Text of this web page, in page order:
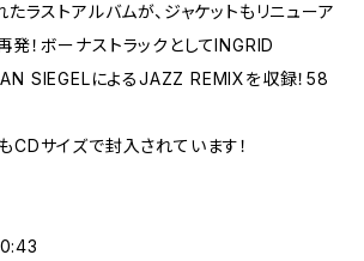
ラストアルバムが、ジャケットもリニューア
発！ボーナストラックとしてINGRID
SIEGELによるJAZZ REMIXを収録！58
CDサイズで封入されています！